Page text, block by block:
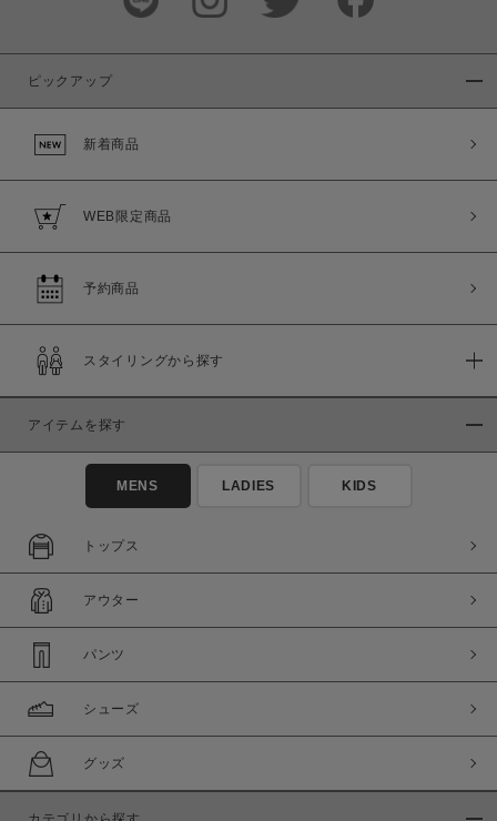
ピックアップ
新着商品
WEB限定商品
予約商品
スタイリングから探す
アイテムを探す
MENS LADIES KIDS
トップス
アウター
パンツ
シューズ
グッズ